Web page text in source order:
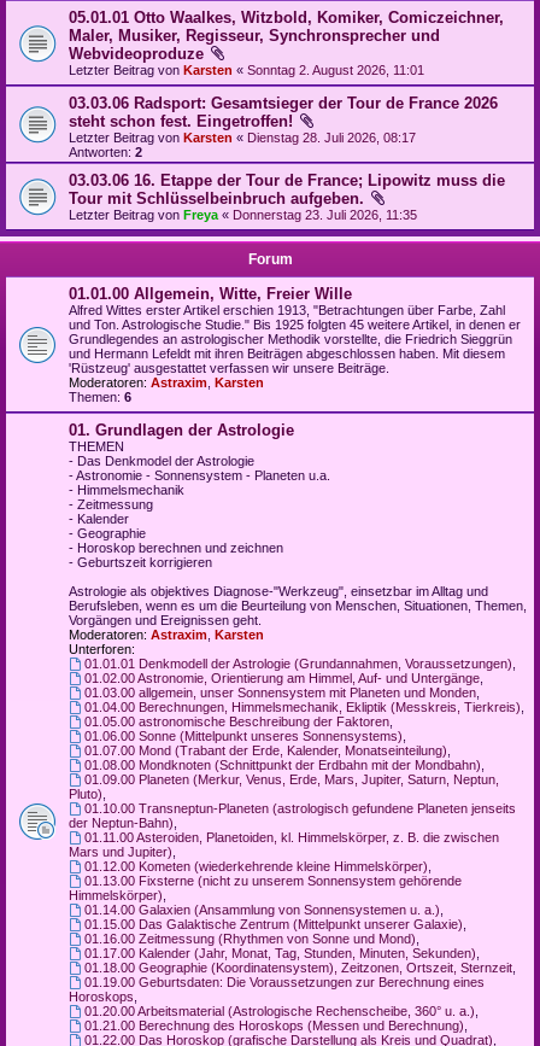
05.01.01 Otto Waalkes, Witzbold, Komiker, Comiczeichner,
Maler, Musiker, Regisseur, Synchronsprecher und
Webvideoproduze
Letzter Beitrag von Karsten « Sonntag 2. August 2026, 11:01
03.03.06 Radsport: Gesamtsieger der Tour de France 2026
steht schon fest. Eingetroffen!
Letzter Beitrag von Karsten « Dienstag 28. Juli 2026, 08:17
Antworten: 2
03.03.06 16. Etappe der Tour de France; Lipowitz muss die
Tour mit Schlüsselbeinbruch aufgeben.
Letzter Beitrag von Freya « Donnerstag 23. Juli 2026, 11:35
Forum
01.01.00 Allgemein, Witte, Freier Wille
Alfred Wittes erster Artikel erschien 1913, "Betrachtungen über Farbe, Zahl
und Ton. Astrologische Studie." Bis 1925 folgten 45 weitere Artikel, in denen er
Grundlegendes an astrologischer Methodik vorstellte, die Friedrich Sieggrün
und Hermann Lefeldt mit ihren Beiträgen abgeschlossen haben. Mit diesem
'Rüstzeug' ausgestattet verfassen wir unsere Beiträge.
Moderatoren: Astraxim Karsten
Themen: 6
01. Grundlagen der Astrologie
THEMEN
- Das Denkmodel der Astrologie
- Astronomie - Sonnensystem - Planeten u.a.
- Himmelsmechanik
- Zeitmessung
- Kalender
- Geographie
- Horoskop berechnen und zeichnen
- Geburtszeit korrigieren
Astrologie als objektives Diagnose-"Werkzeug", einsetzbar im Alltag und
Berufsleben, wenn es um die Beurteilung von Menschen, Situationen, Themen,
Vorgängen und Ereignissen geht.
Moderatoren: Astraxim Karsten
Unterforen:
01.01.01 Denkmodell der Astrologie (Grundannahmen, Voraussetzungen)
01.02.00 Astronomie, Orientierung am Himmel, Auf- und Untergänge,
01.03.00 allgemein, unser Sonnensystem mit Planeten und Monden,
01.04.00 Berechnungen, Himmelsmechanik, Ekliptik (Messkreis, Tierkreis)
01.05.00 astronomische Beschreibung der Faktoren,
01.06.00 Sonne (Mittelpunkt unseres Sonnensystems)
01.07.00 Mond (Trabant der Erde, Kalender, Monatseinteilung)
01.08.00 Mondknoten (Schnittpunkt der Erdbahn mit der Mondbahn)
01.09.00 Planeten (Merkur, Venus, Erde, Mars, Jupiter, Saturn, Neptun,
Pluto)
01.10.00 Transneptun-Planeten (astrologisch gefundene Planeten jenseits
der Neptun-Bahn)
01.11.00 Asteroiden, Planetoiden, kl. Himmelskörper, z. B. die zwischen
Mars und Jupiter)
01.12.00 Kometen (wiederkehrende kleine Himmelskörper)
01.13.00 Fixsterne (nicht zu unserem Sonnensystem gehörende
Himmelskörper)
01.14.00 Galaxien (Ansammlung von Sonnensystemen u. a.)
01.15.00 Das Galaktische Zentrum (Mittelpunkt unserer Galaxie)
01.16.00 Zeitmessung (Rhythmen von Sonne und Mond)
01.17.00 Kalender (Jahr, Monat, Tag, Stunden, Minuten, Sekunden)
01.18.00 Geographie (Koordinatensystem), Zeitzonen, Ortszeit, Sternzeit,
01.19.00 Geburtsdaten: Die Voraussetzungen zur Berechnung eines
Horoskops
01.20.00 Arbeitsmaterial (Astrologische Rechenscheibe, 360° u. a.)
01.21.00 Berechnung des Horoskops (Messen und Berechnung)
01.22.00 Das Horoskop (grafische Darstellung als Kreis und Quadrat)